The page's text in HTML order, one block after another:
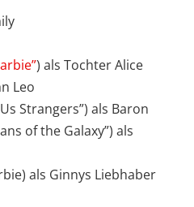
) als Tochter Alice
Leo
Strangers”) als Baron
of the Galaxy”) als
als Ginnys Liebhaber